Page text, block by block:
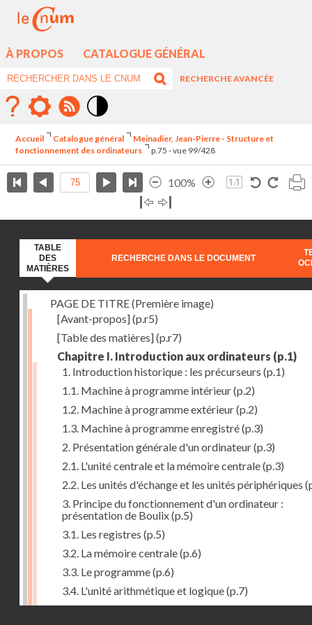
À PROPOS CATALOGUE GÉNÉRAL
RECHERCHE AVANCÉE
élévé
Accueil Catalogue général
Meinadier, Jean-Pierre - Structure et
fonctionnement des ordinateurs
p.75 - vue 99/428
100%
TABLE
DES
MATIÈRES
RECHERCHE DANS LE DOCUMENT
PAGE DE TITRE (Première image)
[Avant-propos](p.r5)
[Table des matières](p.r7)
Chapitre I. Introduction aux ordinateurs (p.1)
1. Introduction historique : les précurseurs (p.1)
1.1. Machine à programme intérieur(p.2)
1.2. Machine à programme extérieur(p.2)
1.3. Machine à programme enregistré(p.3)
2. Présentation générale d'un ordinateur(p.3)
2.1. L'unité centrale et la mémoire centrale(p.3)
2.2. Les unités d'échange et les unités périphériques
3. Principe du fonctionnement d'un ordinateur :
présentation de Boulix(p.5)
3.1. Les registres (p.5)
3.2. La mémoire centrale(p.6)
3.3. Le programme(p.6)
3.4. L'unité arithmétique et logique(p.7)
3.5. L'unité de contrôle(p.8)